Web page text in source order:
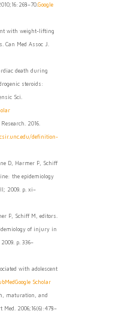
Google
with weight-lifting
Can Med Assoc J.
death during
steroids:
Sci.
2016.
definition-
D, Harmer P, Schiff
the epidemiology
2009. p. xi–
P, Schiff M, editors.
of injury in
p. 336–
with adolescent
Google Scholar
maturation, and
Med. 2006;16(6):478–